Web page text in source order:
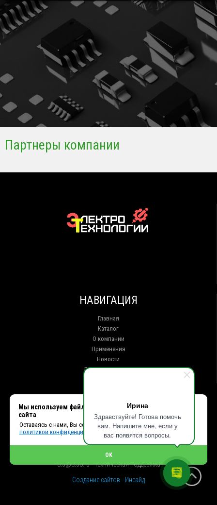
Ирина
Здравствуйте! Готова помочь
вам. Напишите мне, если у
вас появятся вопросы.
Партнеры компании
НАВИГАЦИЯ
Главная
Каталог
О компании
Применения
Новости
Доставка и оплата
г. Иркутск ул. Клары Цеткин, 16, офис 15
+7 (914) 010-76-83, 8 (3952) 93-27-93 - Отдел продаж
+7 (950) 075-85-99 - Техническая поддержка
info@et38.ru - Общая почта
et2@et38.ru - Отдел продаж
et3@et38.ru - Техническая поддержка
Создание сайтов - Инсайд
Мы используем файлы cookie, чтобы улучшить работу
сайта
Оставаясь с нами, Вы соглашаетесь с использованием cookies и
политикой конфиденциальности.
OK